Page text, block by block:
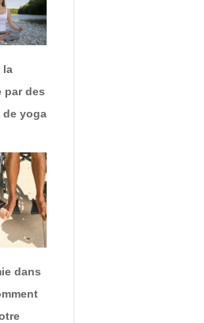
la
par des
de yoga
dans